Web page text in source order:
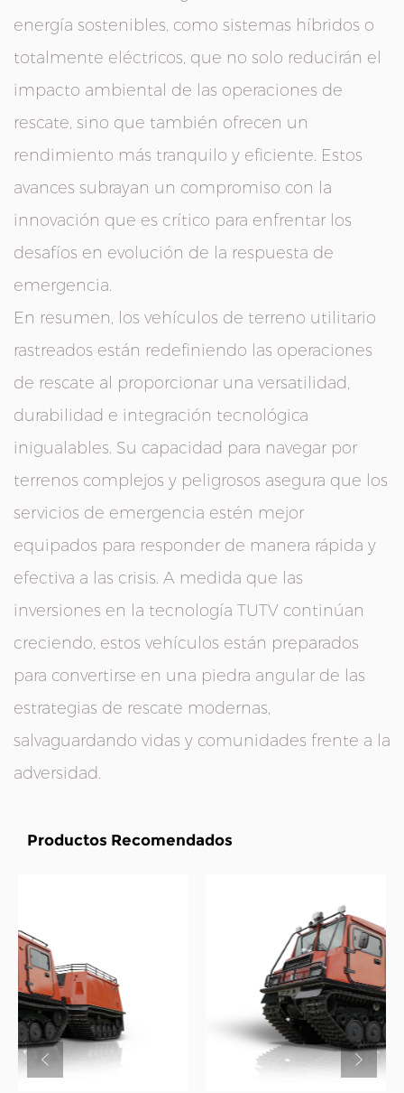
energía sostenibles, como sistemas híbridos o
totalmente eléctricos, que no solo reducirán el
impacto ambiental de las operaciones de
rescate, sino que también ofrecen un
rendimiento más tranquilo y eficiente. Estos
avances subrayan un compromiso con la
innovación que es crítico para enfrentar los
desafíos en evolución de la respuesta de
emergencia.
En resumen, los vehículos de terreno utilitario
rastreados están redefiniendo las operaciones
de rescate al proporcionar una versatilidad,
durabilidad e integración tecnológica
inigualables. Su capacidad para navegar por
terrenos complejos y peligrosos asegura que los
servicios de emergencia estén mejor
equipados para responder de manera rápida y
efectiva a las crisis. A medida que las
inversiones en la tecnología TUTV continúan
creciendo, estos vehículos están preparados
para convertirse en una piedra angular de las
estrategias de rescate modernas,
salvaguardando vidas y comunidades frente a la
adversidad.
Productos Recomendados